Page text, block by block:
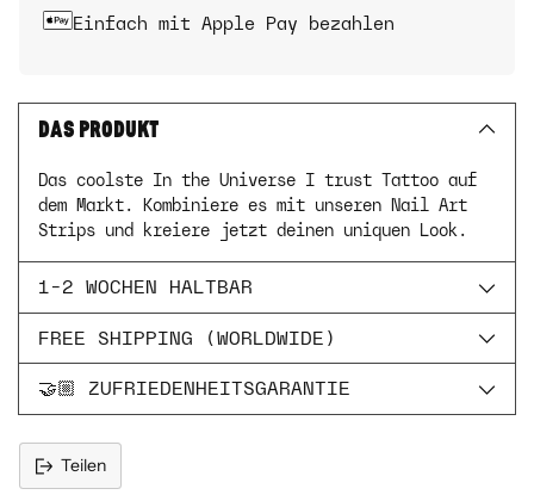
Einfach mit Apple Pay bezahlen
DAS PRODUKT
Das coolste In the Universe I trust Tattoo auf
dem Markt. Kombiniere es mit unseren Nail Art
Strips und kreiere jetzt deinen uniquen Look.
1-2 WOCHEN HALTBAR
FREE SHIPPING (WORLDWIDE)
🤝🏼 ZUFRIEDENHEITSGARANTIE
Teilen